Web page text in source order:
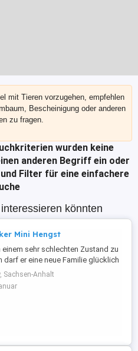
mit Tieren vorzugehen, empfehlen
Bescheinigung oder anderen
zu fragen.
wurden keine
anderen Begriff ein oder
Filter für eine einfachere
könnten
Mini Hengst
einem sehr schlechten Zustand zu
darf er eine neue Familie glücklich
Leider vorne Bockhuf dadurch
,tickt manchmal im Trab aber
und galoppiert mit den anderen
Sachsen-Anhalt